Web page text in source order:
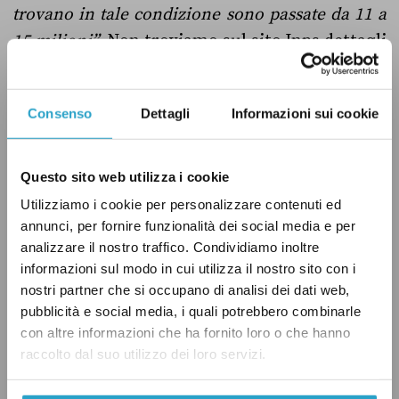
Consenso Dettagli Informazioni sui cookie
Questo sito web utilizza i cookie
Utilizziamo i cookie per personalizzare contenuti ed
annunci, per fornire funzionalità dei social media e per
analizzare il nostro traffico. Condividiamo inoltre
informazioni sul modo in cui utilizza il nostro sito con i
nostri partner che si occupano di analisi dei dati web,
pubblicità e social media, i quali potrebbero combinarle
con altre informazioni che ha fornito loro o che hanno
raccolto dal suo utilizzo dei loro servizi.
trovano in tale condizione sono passate da 11 a
15 milioni”. Non troviamo sul sito Inps dettagli
aggiuntivi su questi dati (in particolare la loro
relazione a quelli Istat) ma considerando che il
tweet di Berlusconi risale a pochi giorni dopo
riferimento fosse a questa.
Il verdetto
I numeri di Berlusconi non trovano riscontro
nei dati ufficiali Istat, relativi al 2013. Diamo